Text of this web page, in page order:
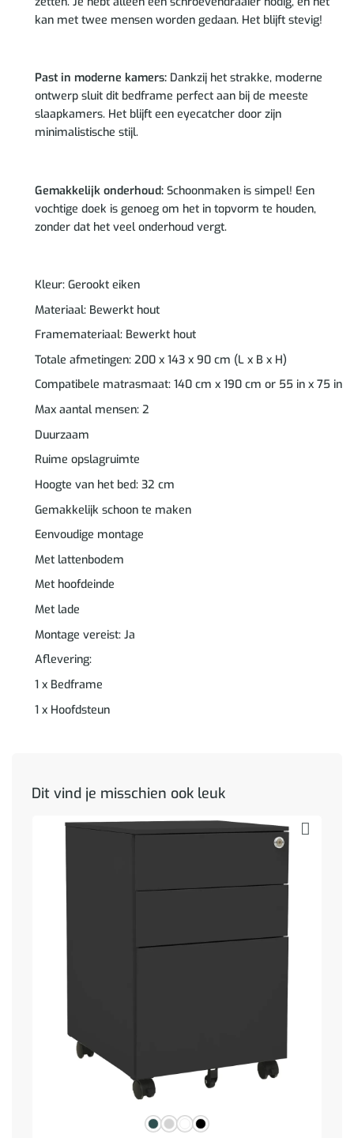
kan met twee mensen worden gedaan. Het blijft stevig!
Past in moderne kamers:Dankzij het strakke, moderne
ontwerp sluit dit bedframe perfect aan bij de meeste
slaapkamers. Het blijft een eyecatcher door zijn
minimalistische stijl.
Gemakkelijk onderhoud:Schoonmaken is simpel! Een
vochtige doek is genoeg om het in topvorm te houden,
zonder dat het veel onderhoud vergt.
Kleur: Gerookt eiken
Materiaal: Bewerkt hout
Framemateriaal: Bewerkt hout
Totale afmetingen: 200 x 143 x 90 cm (L x B x H)
Compatibele matrasmaat: 140 cm x 190 cm or 55 in x 75 in
Max aantal mensen: 2
Duurzaam
Ruime opslagruimte
Hoogte van het bed: 32 cm
Gemakkelijk schoon te maken
Eenvoudige montage
Met lattenbodem
Met hoofdeinde
Met lade
Montage vereist: Ja
Aflevering:
1 x Bedframe
1 x Hoofdsteun
Dit vind je misschien ook leuk